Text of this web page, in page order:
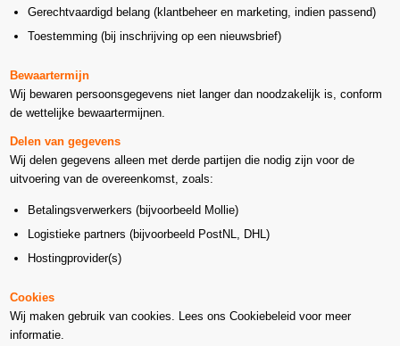
Gerechtvaardigd belang (klantbeheer en marketing, indien passend)
Toestemming (bij inschrijving op een nieuwsbrief)
Bewaartermijn
Wij bewaren persoonsgegevens niet langer dan noodzakelijk is, conform
de wettelijke bewaartermijnen.
Delen van gegevens
Wij delen gegevens alleen met derde partijen die nodig zijn voor de
uitvoering van de overeenkomst, zoals:
Betalingsverwerkers (bijvoorbeeld Mollie)
Logistieke partners (bijvoorbeeld PostNL, DHL)
Hostingprovider(s)
Cookies
Wij maken gebruik van cookies. Lees ons Cookiebeleid voor meer
informatie.